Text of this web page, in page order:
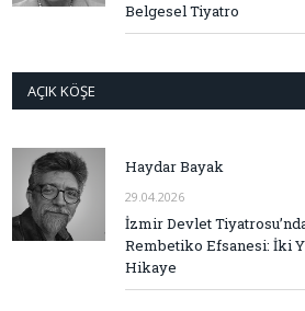
Belgesel Tiyatro
AÇIK KÖŞE
Haydar Bayak
29.04.2026
İzmir Devlet
Rembetiko Efsanesi: İki
Hikaye